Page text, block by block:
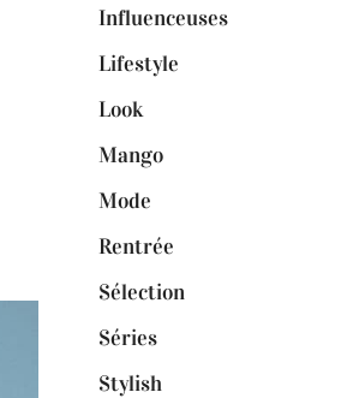
Influenceuses
Lifestyle
Look
Mango
Mode
Rentrée
Sélection
Séries
Stylish